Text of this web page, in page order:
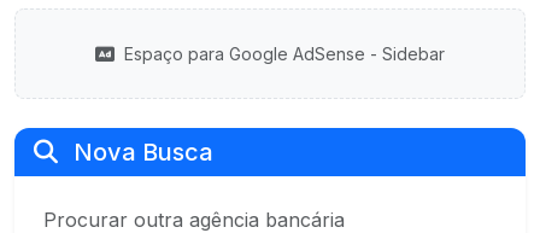
Espaço para Google AdSense - Sidebar
Nova Busca
Procurar outra agência bancária